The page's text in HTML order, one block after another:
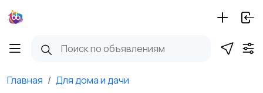
Главная Для дома и дачи